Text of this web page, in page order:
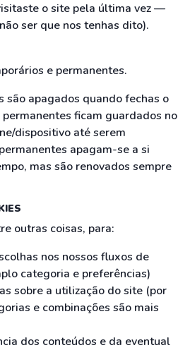
o site pela última vez —
ser que nos tenhas dito).
e permanentes.
são apagados quando fechas o
ficam guardados no
dispositivo até serem
apagam-se a si
mas são renovados sempre
outras coisas, para:
nos nossos fluxos de
categoria e preferências)
sobre a utilização do site (por
e combinações são mais
dos conteúdos e da eventual